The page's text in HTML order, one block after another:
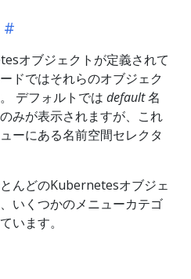
オブジェクトが定義されて
ドではそれらのオブジェク
デフォルトでは default名
みが表示されますが、これ
ーにある名前空間セレクタ
んどのKubernetesオブジェ
いくつかのメニューカテゴ
います。